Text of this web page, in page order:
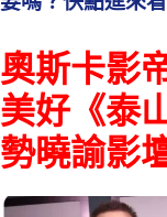
奧斯卡影
美好《泰
勢曉諭影